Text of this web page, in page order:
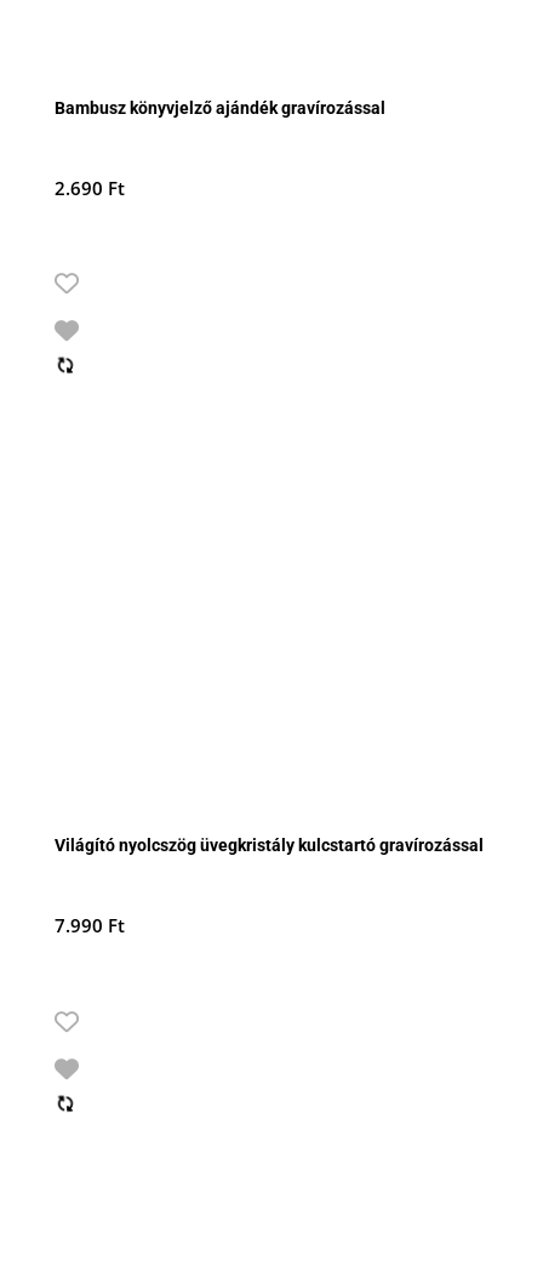
Bambusz könyvjelző ajándék gravírozással
2.690 Ft
Világító nyolcszög üvegkristály kulcstartó gravírozással
7.990 Ft